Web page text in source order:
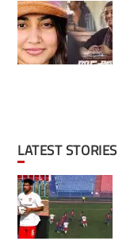
LATEST STORIES